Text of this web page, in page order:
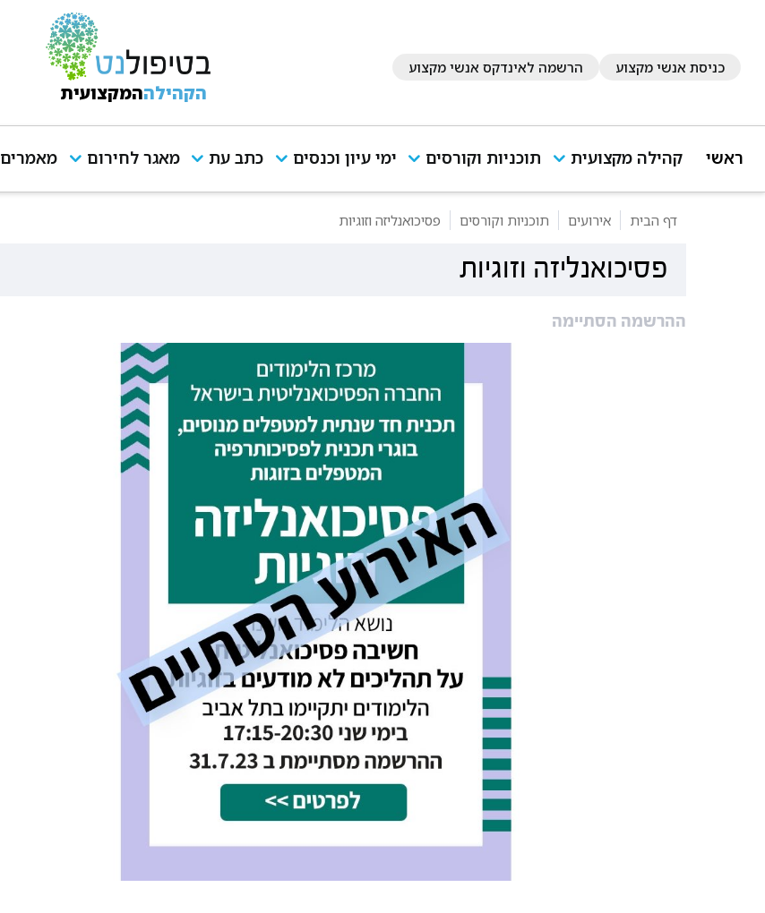
כניסת אנשי מקצוע הרשמה לאינדקס אנשי מקצוע
הקהילההמקצועית
ראשי קהילה מקצועית תוכניות וקורסים ימי עיון וכנסים כתב עת מאגר לחירום מאמרים
דף הבית אירועים תוכניות וקורסים פסיכואנליזה וזוגיות
פסיכואנליזה וזוגיות
ההרשמה הסתיימה